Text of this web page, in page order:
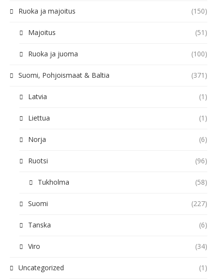
Ruoka ja majoitus (150)
Majoitus (51)
Ruoka ja juoma (100)
Suomi, Pohjoismaat & Baltia (371)
Latvia (1)
Liettua (1)
Norja (6)
Ruotsi (96)
Tukholma (58)
Suomi (227)
Tanska (6)
Viro (34)
Uncategorized (1)